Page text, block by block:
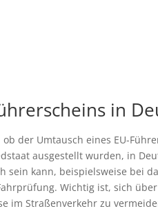
in
der Umtausch eines EU-
ausgestellt wurden, in
sein kann, beispielsweise bei
Wichtig ist, sich
im Straßenverkehr zu